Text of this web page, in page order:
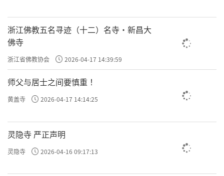
浙江佛教五名寻迹（十二）名寺·新昌大
佛寺
浙江省佛教协会 2026-04-17 14:39:59
师父与居士之间要慎重 ！
黄盖寺 2026-04-17 14:14:25
灵隐寺 严正声明
灵隐寺 2026-04-16 09:17:13